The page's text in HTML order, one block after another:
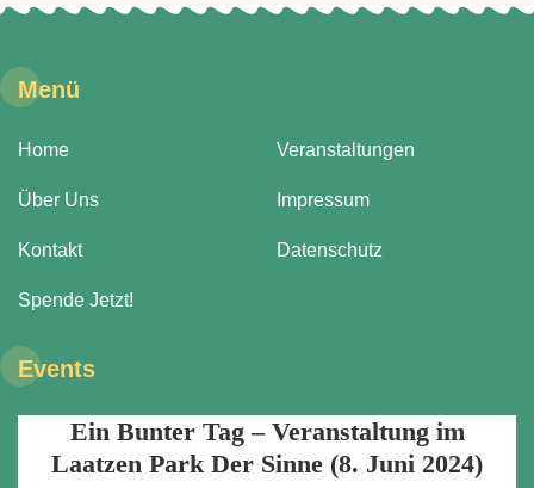
Menü
Home
Über Uns
Kontakt
Spende Jetzt!
Veranstaltungen
Impressum
Datenschutz
Events
Ein Bunter Tag – Veranstaltung im
Laatzen Park Der Sinne (8. Juni 2024)